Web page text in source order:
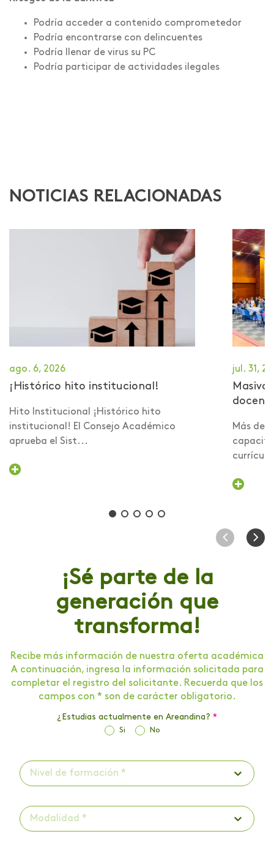
Podría acceder a contenido comprometedor
Podría encontrarse con delincuentes
Podría llenar de virus su PC
Podría participar de actividades ilegales
NOTICIAS RELACIONADAS
ago. 6, 2026
¡Histórico hito institucional!
Hito Institucional ¡Histórico hito
institucional! El Consejo Académico
aprueba el Sist...
jul. 31,
Más de
¡Sé parte de la
generación que
transforma!
Recibe más información de nuestra oferta académica
A continuación, ingresa la información solicitada para
completar el registro del solicitante. Recuerda que los
campos con * son de carácter obligatorio.
¿Estudias actualmente en Areandina? *
Si No
Nivel de formación *
Modalidad *